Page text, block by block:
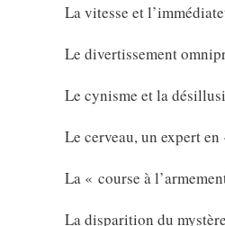
La vitesse et
Le divertissement
Le cynisme et la
Le cerveau, un expert
La « course à
La disparition du